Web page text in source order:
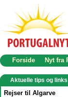
Forside Nyt fra
Aktuelle tips og links
Rejser til Algarve